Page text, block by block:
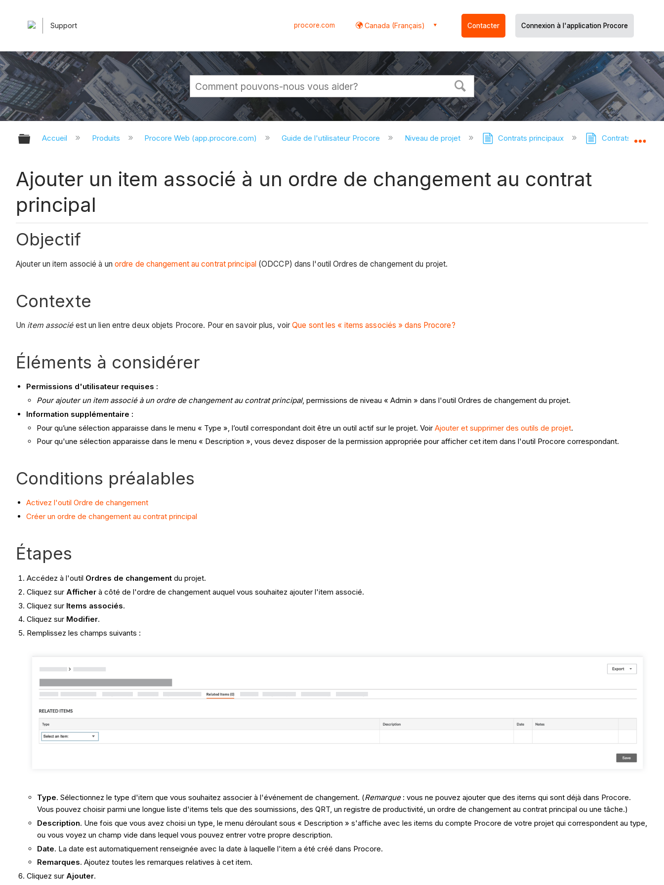
Support procore.com Canada (Français) Contacter Connexion à l'application Procore
Développer/réduire la hiérarchie globale
Accueil Produits Procore Web (app.procore.com) Guide de l'utilisateur Procore Niveau de projet Contrats principaux Contrats
Ajouter un item associé à un ordre de changement au contrat
principal
Objectif
Ajouter un item associé à un ordre de changement au contrat principal(ODCCP) dans l'outil Ordres de changement du projet.
Contexte
Un item associéest un lien entre deux objets Procore. Pour en savoir plus, voirQue sont les « items associés » dans Procore?
Éléments à considérer
Permissions d'utilisateur requises :
Pour ajouter un item associé à un ordre de changement au contrat principal, permissions de niveau « Admin » dans l'outil Ordres de changement du projet.
Information supplémentaire :
Pour qu’une sélection apparaisse dans le menu « Type », l’outil correspondant doit être un outil actif sur le projet. Voir Ajouter et supprimer des outils de projet.
Pour qu'une sélection apparaisse dans le menu « Description », vous devez disposer de la permission appropriée pour afficher cet item dans l'outil Procore correspondant.
Conditions préalables
Activez l'outil Ordre de changement
Créer un ordre de changement au contrat principal
Étapes
Accédez à l'outil Ordres de changement du projet.
Cliquez sur Afficher à côté de l'ordre de changement auquel vous souhaitez ajouter l'item associé.
Cliquez sur Items associés.
Cliquez sur Modifier.
Remplissez les champs suivants :
Type. Sélectionnez le type d'item que vous souhaitez associer à l'événement de changement. (Remarque: vous ne pouvez ajouter que des items qui sont déjà dans Procore.
Vous pouvez choisir parmi une longue liste d'items tels que des soumissions, des QRT, un registre de productivité, un ordre de changement au contrat principal ou une tâche.)
Description. Une fois que vous avez choisi un type, le menu déroulant sous « Description » s'affiche avec les items du compte Procore de votre projet qui correspondent au type,
ou vous voyez un champ vide dans lequel vous pouvez entrer votre propre description.
Date. La date est automatiquement renseignée avec la date à laquelle l'item a été créé dans Procore.
Remarques. Ajoutez toutes les remarques relatives à cet item.
Cliquez sur Ajouter.